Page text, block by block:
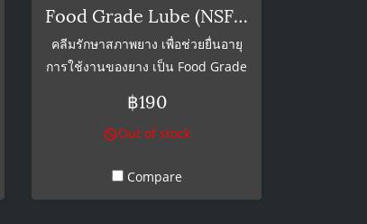
Food Grade Lube (NSF H1 Approved) 50g
คลีมรักษาสภาพยาง เพื่อช่วยยื่นอายุ
การใช้งานของยาง เป็น Food Grade
ดื่ม ขนาด 28 กรัม
฿190
Out of stock
Compare